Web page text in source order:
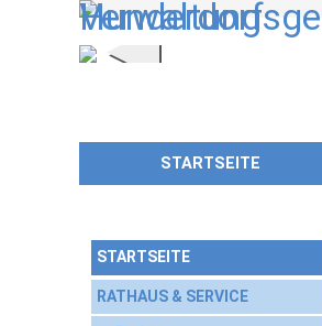
,zur Navigation oderzur Startseite
STARTSEITE
STARTSEITE
RATHAUS & SERVICE